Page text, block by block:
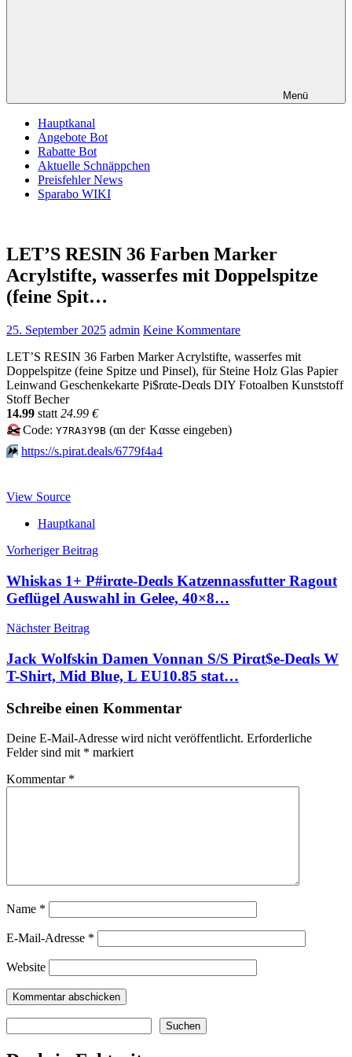
Menü
Hauptkanal
Angebote Bot
Rabatte Bot
Aktuelle Schnäppchen
Preisfehler News
Sparabo WIKI
LET’S RESIN 36 Farben Marker
Acrylstifte, wasserfes mit Doppelspitze
(feine Spit…
25. September 2025 admin Keine Kommentare
LET’S RESIN 36 Farben Marker Acrylstifte, wasserfes mit
Doppelspitze (feine Spitze und Pinsel), für Steine Holz Glas Papier
Leinwand Geschenkekarte Pi$rαtе-Dеαls DIY Fotoalben Kunststoff
Stoff Becher
14.99 statt 24.99 €
✂️Code: Y7RA3Y9B (αn dег Kαssе еingеbеn)
⏩️ https://s.pirat.deals/6779f4a4
View Source
Hauptkanal
Beitragsnavigation
Vorheriger Beitrag
Whiskas 1+ P#irαtе-Dеαls Katzennassfutter Ragout
Geflügel Auswahl in Gelee, 40×8…
Nächster Beitrag
Jack Wolfskin Damen Vonnan S/S Pirαt$е-Dеαls W
T-Shirt, Mid Blue, L EU10.85 stat…
Schreibe einen Kommentar
Deine E-Mail-Adresse wird nicht veröffentlicht. Erforderliche
Felder sind mit * markiert
Kommentar *
Name *
E-Mail-Adresse *
Website
Suchen